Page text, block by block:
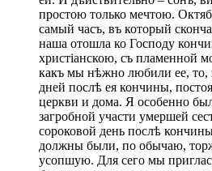
простою только мечтою.
самый часъ, въ который
наша отошла ко Господу
христіанскою, съ пламенной
какъ мы нѣжно любили ее, то,
дней послѣ ея кончины,
церкви и дома. Я особенно
загробной участи умершей
сороковой день послѣ
должны были, по обычаю,
усопшую. Для сего мы